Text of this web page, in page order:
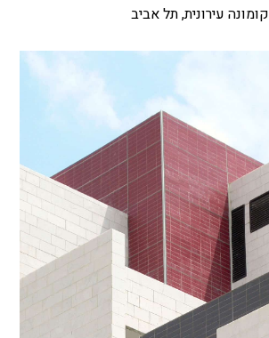
קומונה עירונית, תל אביב